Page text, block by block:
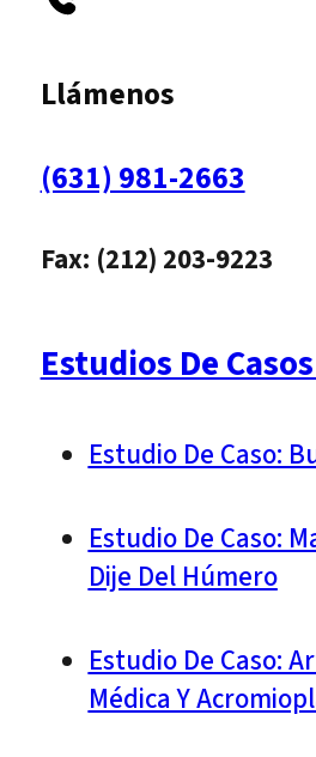
Llámenos
(631) 981-2663
Fax: (212) 203-9223
Estudios De
Estudio De Caso:
Estudio De Caso:
Dije Del Húmero
Estudio De Caso:
Médica Y